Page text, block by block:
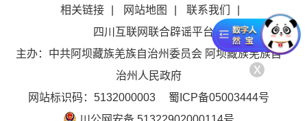
相关链接 网站地图 联系我们
四川互联网联合辟谣平台
主办：中共阿坝藏族羌族自治州委员会 阿坝藏族羌族自
治州人民政府
网站标识码：5132000003
蜀ICP备05003444号
x